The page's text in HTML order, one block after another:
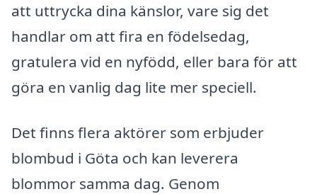
att uttrycka dina känslor, vare sig det
handlar om att fira en födelsedag,
gratulera vid en nyfödd, eller bara för att
göra en vanlig dag lite mer speciell.
Det finns flera aktörer som erbjuder
blombud i Göta och kan leverera
blommor samma dag. Genom